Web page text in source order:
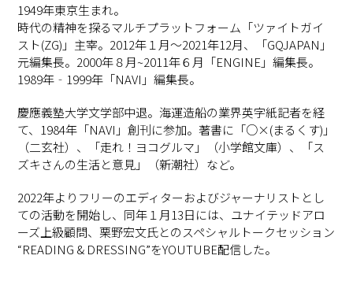
1949年東京生まれ。
時代の精神を探るマルチプラットフォーム「ツァイトガイ
スト(ZG)」主宰。2012年１月〜2021年12月、「GQJAPAN」
元編集長。2000年８月~2011年６月「ENGINE」編集長。
1989年‐1999年「NAVI」編集長。
慶應義塾大学文学部中退。海運造船の業界英字紙記者を経
て、1984年「NAVI」創刊に参加。著書に「○×(まるくす)」
（二玄社）、「走れ！ヨコグルマ」（小学館文庫）、「ス
ズキさんの生活と意見」（新潮社）など。
2022年よりフリーのエディターおよびジャーナリストとし
ての活動を開始し、同年１月13日には、ユナイテッドアロ
ーズ上級顧問、栗野宏文氏とのスペシャルトークセッション
“READING & DRESSING”をYOUTUBE配信した。